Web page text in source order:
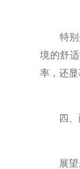
特别是
境的舒
率，还
四、面
展望未